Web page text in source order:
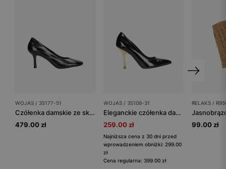
WOJAS / 35177-51
Czółenka damskie ze skóry licowej z ozdobnymi przeszyciami
479.00 zł
WOJAS / 35108-31
Eleganckie czółenka damskie w kolorze czarnym ze złotym obcasem
259.00 zł
Najniższa cena z 30 dni przed
wprowadzeniem obniżki: 299.00
zł
Cena regularna: 399.00 zł
RELAKS /
99.00 zł